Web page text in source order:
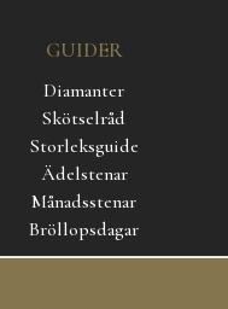
GUIDER
Diamanter
Skötselråd
Storleksguide
Ädelstenar
Månadsstenar
Bröllopsdagar